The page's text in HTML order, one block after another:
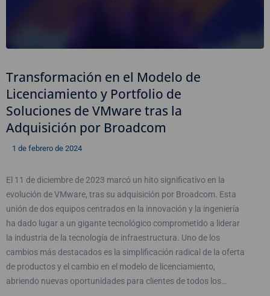
Transformación en el Modelo de
Licenciamiento y Portfolio de
Soluciones de VMware tras la
Adquisición por Broadcom
1 de febrero de 2024
El 11 de diciembre de 2023 marcó un hito significativo en la
evolución de VMware, tras su adquisición por Broadcom. Esta
unión de dos equipos centrados en la innovación y la ingeniería
ha dado lugar a un gigante tecnológico comprometido a liderar
la industria de la tecnología de infraestructura. Uno de los
cambios más destacados es la simplificación radical de la oferta
de productos y el cambio en el modelo de licenciamiento,
abriendo nuevas oportunidades para clientes de todos los…